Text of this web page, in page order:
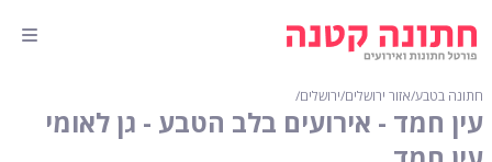
חתונה בטבע∕אזור ירושלים∕ירושלים∕
עין חמד - אירועים בלב הטבע - גן לאומי